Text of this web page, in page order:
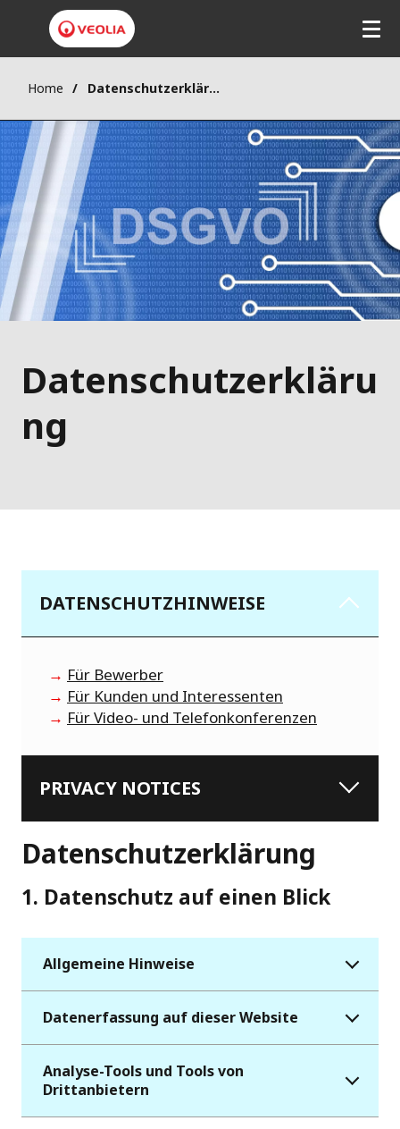
Home Datenschutzerklärung
Datenschutzerkläru
ng
DATENSCHUTZHINWEISE
→ Für Bewerber
→ Für Kunden und Interessenten
→ Für Video- und Telefonkonferenzen
PRIVACY NOTICES
Datenschutzerklärung
1. Datenschutz auf einen Blick
Allgemeine Hinweise
Datenerfassung auf dieser Website
Analyse-Tools und Tools von
Drittanbietern